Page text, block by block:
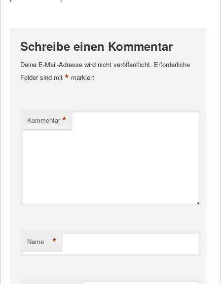
Schreibe einen Kommentar
Deine E-Mail-Adresse wird nicht veröffentlicht. Erforderliche
Felder sind mit * markiert
Kommentar *
Name *